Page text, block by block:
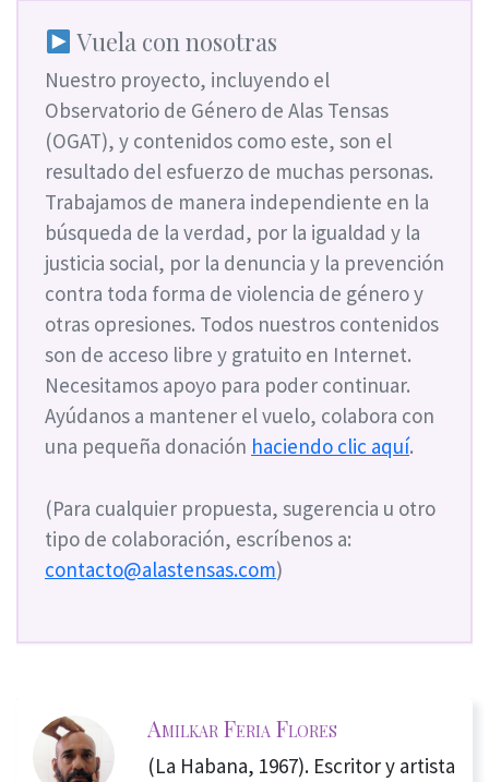
Vuela con nosotras
Nuestro proyecto, incluyendo el
Observatorio de Género de Alas Tensas
(OGAT), y contenidos como este, son el
resultado del esfuerzo de muchas personas.
Trabajamos de manera independiente en la
búsqueda de la verdad, por la igualdad y la
justicia social, por la denuncia y la prevención
contra toda forma de violencia de género y
otras opresiones. Todos nuestros contenidos
son de acceso libre y gratuito en Internet.
Necesitamos apoyo para poder continuar.
Ayúdanos a mantener el vuelo, colabora con
una pequeña donación haciendo clic aquí.
(Para cualquier propuesta, sugerencia u otro
tipo de colaboración, escríbenos a:
contacto@alastensas.com)
Amilkar Feria Flores
(La Habana, 1967). Escritor y artista